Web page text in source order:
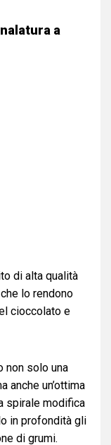
a
di alta qualità
lo rendono
cioccolato e
non solo una
anche un’ottima
spirale modifica
in profondità gli
di grumi.